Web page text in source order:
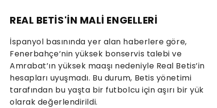
REAL BETİS'İN MALİ ENGELLERİ
İspanyol basınında yer alan haberlere göre,
Fenerbahçe’nin yüksek bonservis talebi ve
Amrabat’ın yüksek maaşı nedeniyle Real Betis’in
hesapları uyuşmadı. Bu durum, Betis yönetimi
tarafından bu yaşta bir futbolcu için aşırı bir yük
olarak değerlendirildi.